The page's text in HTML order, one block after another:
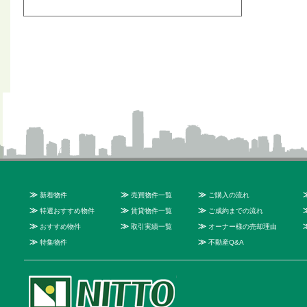
≫ 新着物件
≫ 特選おすすめ物件
≫ おすすめ物件
≫ 特集物件
≫ 売買物件一覧
≫ 賃貸物件一覧
≫ 取引実績一覧
≫ ご購入の流れ
≫ ご成約までの流れ
≫ オーナー様の売却理由
≫ 不動産Q&A